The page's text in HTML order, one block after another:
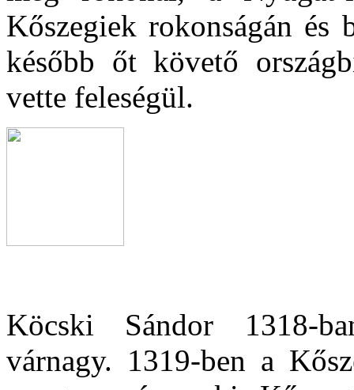
Kőszegiek rokonságán
később őt követő
vette feleségül.
Köcski Sándor 1318-
várnagy. 1319-ben a